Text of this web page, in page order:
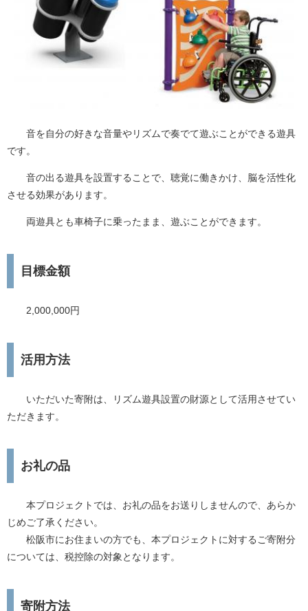
音を自分の好きな音量やリズムで奏でて遊ぶことができる遊具
です。
音の出る遊具を設置することで、聴覚に働きかけ、脳を活性化
させる効果があります。
両遊具とも車椅子に乗ったまま、遊ぶことができます。
目標金額
2,000,000円
活用方法
いただいた寄附は、リズム遊具設置の財源として活用させてい
ただきます。
お礼の品
本プロジェクトでは、お礼の品をお送りしませんので、あらか
じめご了承ください。
松阪市にお住まいの方でも、本プロジェクトに対するご寄附分
については、税控除の対象となります。
寄附方法